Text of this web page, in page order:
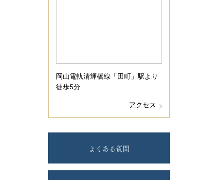
岡山電軌清輝橋線「田町」駅より
徒歩5分
アクセス
よくある質問